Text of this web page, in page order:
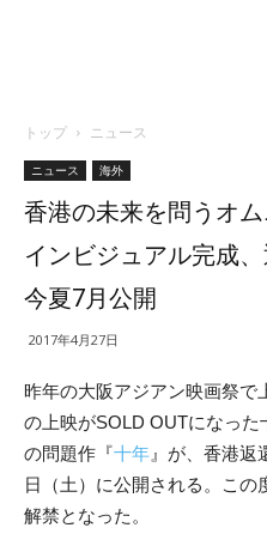
トップ ニュース
ニュース 海外
香港の未来を問うオ
インビジュアル完成
今夏7月公開
2017年4月27日
昨年の大阪アジアン映画祭で
の上映がSOLD OUTになっ
の問題作『十年 』が、香港返
日（土）に公開される。こ
解禁となった。